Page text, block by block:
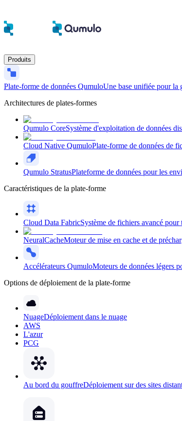
Produits
Plate-forme de données QumuloUne base unifiée pour la
Architectures de plates-formes
Qumulo CoreSystème d'exploitation de données
Cloud Native QumuloPlate-forme de données de
Qumulo StratusPlateforme de données pour les
Caractéristiques de la plate-forme
Cloud Data FabricSystème de fichiers avancé pour
NeuralCacheMoteur de mise en cache et de
Accélérateurs QumuloMoteurs de données légers
Options de déploiement de la plate-forme
NuageDéploiement dans le nuage
AWS
L'azur
PCG
Au bord du gouffreDéploiement sur des sites